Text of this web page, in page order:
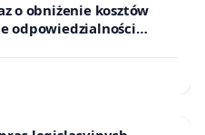
o obniżenie kosztów
odpowiedzialności
i sędziów